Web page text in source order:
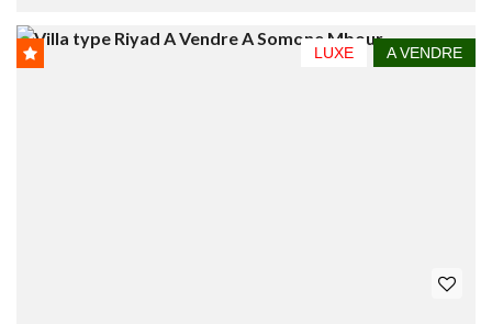
A VENDRE
LUXE